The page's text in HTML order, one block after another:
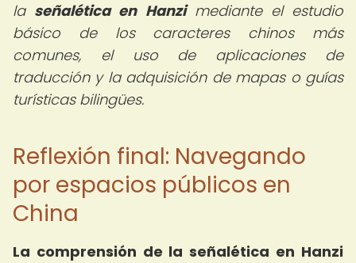
la señalética en Hanzimediante el estudio
básico de los caracteres chinos más
comunes, el uso de aplicaciones de
traducción y la adquisición de mapas o guías
turísticas bilingües.
Reflexión final: Navegando
por espacios públicos en
China
La comprensión de la señalética en Hanzi